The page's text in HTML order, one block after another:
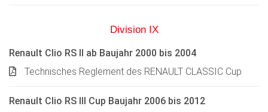
Division IX
Renault Clio RS II ab Baujahr 2000 bis 2004
Technisches Reglement des RENAULT CLASSIC Cup
Renault Clio RS III Cup Baujahr 2006 bis 2012